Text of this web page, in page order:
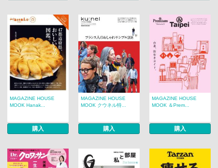
MAGAZINE HOUSE
MOOK Hanak...
購入
MAGAZINE HOUSE
MOOK クウネル特...
購入
MAGAZINE HOUSE
MOOK ＆Prem...
購入